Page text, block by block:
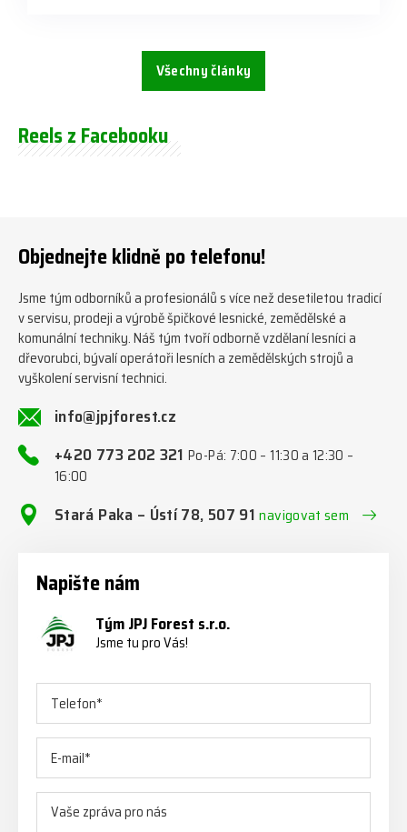
Všechny články
Reels z Facebooku
Objednejte klidně po telefonu!
Jsme tým odborníků a profesionálů s více než desetiletou tradicí
v servisu, prodeji a výrobě špičkové lesnické, zemědělské a
komunální techniky. Náš tým tvoří odborně vzdělaní lesníci a
dřevorubci, bývalí operátoři lesních a zemědělských strojů a
vyškolení servisní technici.
info@jpjforest.cz
+420 773 202 321Po-Pá: 7:00 – 11:30 a 12:30 –
16:00
Stará Paka – Ústí 78, 507 91navigovat sem
Napište nám
Tým JPJ Forest s.r.o.
Jsme tu pro Vás!